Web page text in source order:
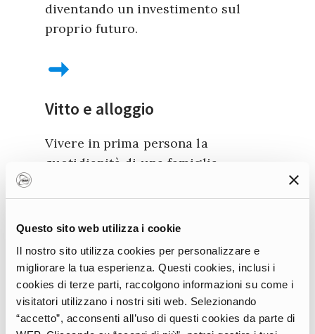
Questo sito web utilizza i cookie
Il nostro sito utilizza cookies per personalizzare e
migliorare la tua esperienza. Questi cookies, inclusi i
cookies di terze parti, raccolgono informazioni su come i
visitatori utilizzano i nostri siti web. Selezionando
“accetto”, acconsenti all’uso di questi cookies da parte di
diventando un investimento sul
proprio futuro.
Vitto e alloggio
Vivere in prima persona la
quotidianità di una famiglia
risiedere in una casa del posto
rappresenta un vantaggio non solo
differenza di un semplice turista,
chi sceglie una soluzione più
stabile e duratura conosce più a
fondo il Paese che lo ospita.